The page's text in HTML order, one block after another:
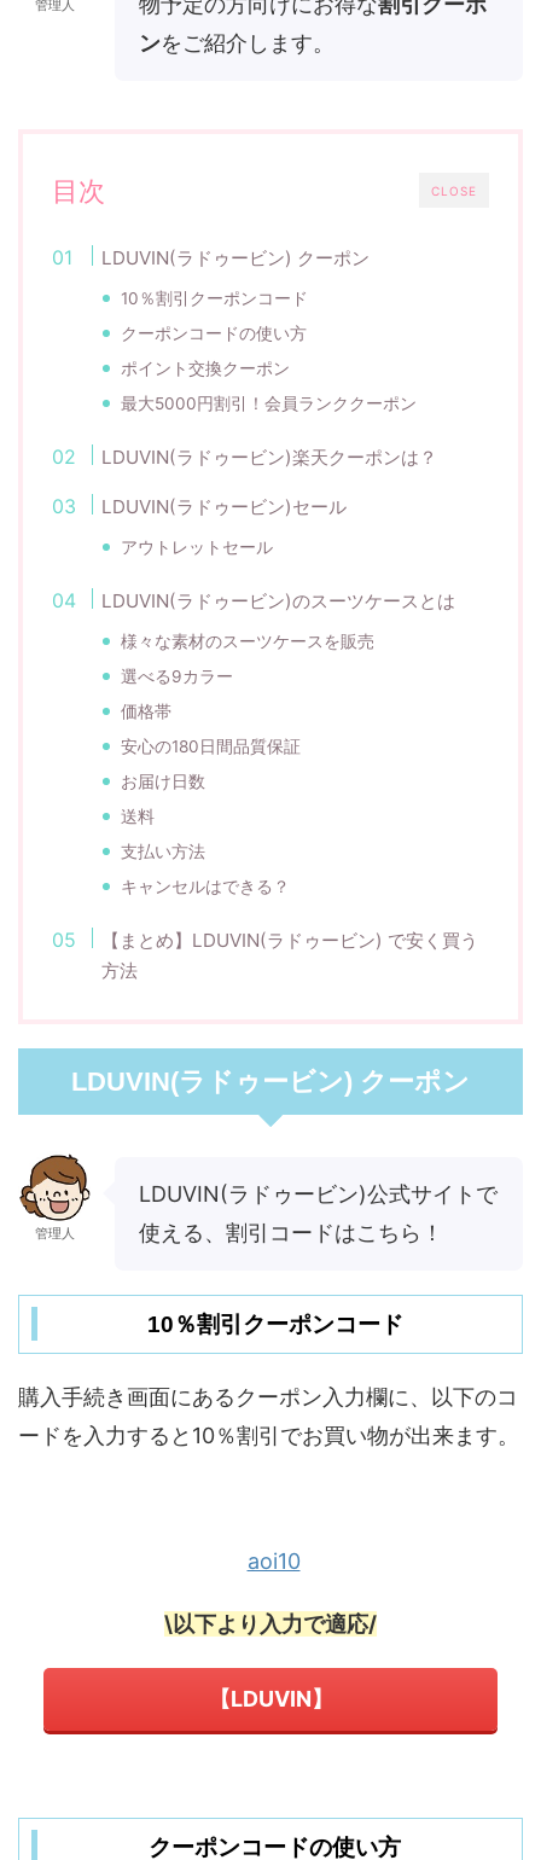
管理人
ンをご紹介します。
CLOSE
目次
LDUVIN(ラドゥービン) クーポン
10％割引クーポンコード
クーポンコードの使い方
ポイント交換クーポン
最大5000円割引！会員ランククーポン
LDUVIN(ラドゥービン)楽天クーポンは？
LDUVIN(ラドゥービン)セール
アウトレットセール
LDUVIN(ラドゥービン)のスーツケースとは
様々な素材のスーツケースを販売
選べる9カラー
価格帯
安心の180日間品質保証
お届け日数
送料
支払い方法
キャンセルはできる？
【まとめ】LDUVIN(ラドゥービン) で安く買う
方法
LDUVIN(ラドゥービン) クーポン
管理人
LDUVIN(ラドゥービン)公式サイトで
使える、割引コードはこちら！
10％割引クーポンコード
購入手続き画面にあるクーポン入力欄に、以下のコ
ードを入力すると10％割引でお買い物が出来ます。
aoi10
\以下より入力で適応/
【LDUVIN】
クーポンコードの使い方